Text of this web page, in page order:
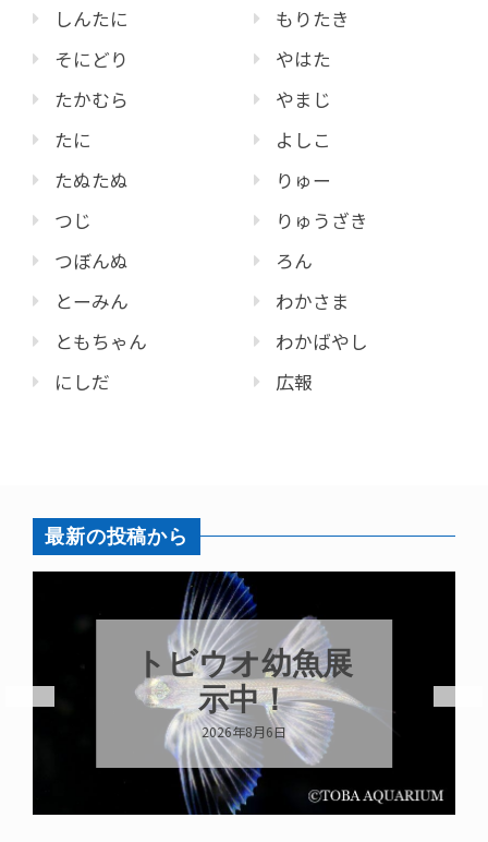
しんたに
そにどり
たかむら
たに
たぬたぬ
つじ
つぼんぬ
とーみん
ともちゃん
にしだ
もりたき
やはた
やまじ
よしこ
りゅー
りゅうざき
ろん
わかさま
わかばやし
広報
最新の投稿から
トビウオ幼魚展
示中！
2026年8月6日